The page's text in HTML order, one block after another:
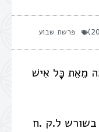
פרשת שבוע
מֵאֵת כָּל אִישׁ
ל.ק .ח